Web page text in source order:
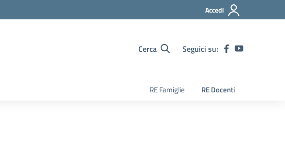
Accedi
Cerca Seguici su:
RE Famiglie RE Docenti